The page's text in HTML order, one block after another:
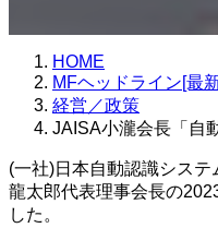
HOME
MFヘッドライン[最
経営／政策
JAISA小瀧会長「自
(一社)日本自動認識シス
龍太郎代表理事会長の
した。